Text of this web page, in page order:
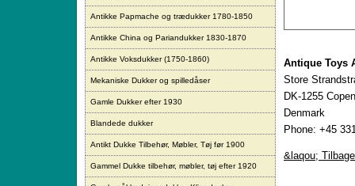
Antikke Papmache og trædukker 1780-1850
Antikke China og Pariandukker 1830-1870
Antikke Voksdukker (1750-1860)
Mekaniske Dukker og spilledåser
Gamle Dukker efter 1930
Blandede dukker
Antikt Dukke Tilbehør, Møbler, Tøj før 1900
Gammel Dukke tilbehør, møbler, tøj efter 1920
Antique Toys
Store
DK-1255
Denmark
Phone: +45
&laqou; Tilbage